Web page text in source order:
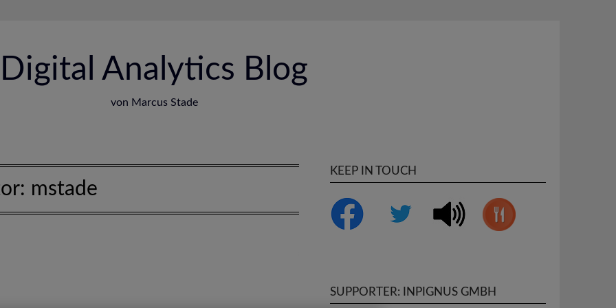
Digital Analytics Blog
von Marcus Stade
mstade
KEEP IN TOUCH
SUPPORTER: INPIGNUS GMBH